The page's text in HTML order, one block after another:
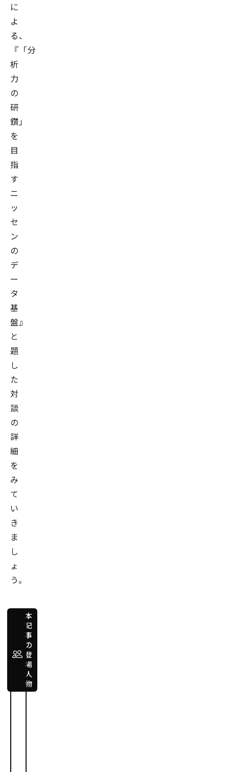
に
よ
る、
『「分
析
力
の
研
鑽」
を
目
指
す
ニ
ッ
セ
ン
の
デ
ー
タ
基
盤』
と
題
し
た
対
談
の
詳
細
を
み
て
い
き
ま
し
ょ
う。
本
記
事
の
登
場
人
物
高橋
隆史
（旧